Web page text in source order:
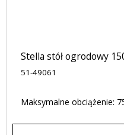
Stella stół ogrodowy
51-49061
Maksymalne obciążenie: